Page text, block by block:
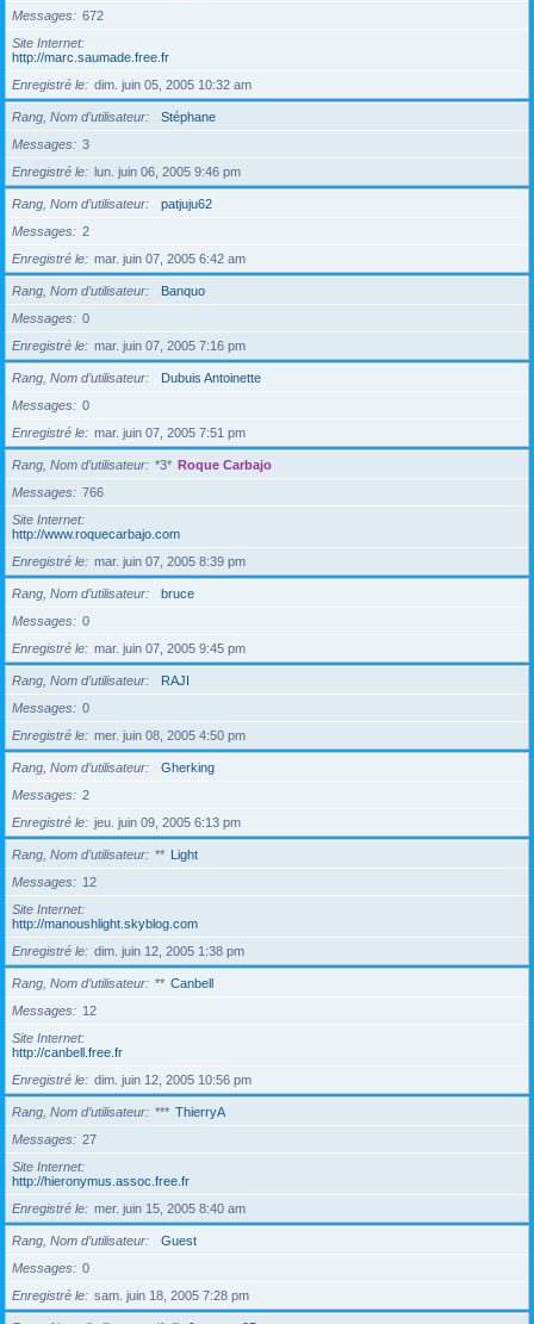
Messages
672
Site Internet
http://marc.saumade.free.fr
Enregistré le
dim. juin 05, 2005 10:32 am
Rang, Nom d’utilisateur
Stéphane
Messages
3
Enregistré le
lun. juin 06, 2005 9:46 pm
Rang, Nom d’utilisateur
patjuju62
Messages
2
Enregistré le
mar. juin 07, 2005 6:42 am
Rang, Nom d’utilisateur
Banquo
Messages
0
Enregistré le
mar. juin 07, 2005 7:16 pm
Rang, Nom d’utilisateur
Dubuis Antoinette
Messages
0
Enregistré le
mar. juin 07, 2005 7:51 pm
Rang, Nom d’utilisateur *3* Roque Carbajo
Messages
766
Site Internet
http://www.roquecarbajo.com
Enregistré le
mar. juin 07, 2005 8:39 pm
Rang, Nom d’utilisateur
bruce
Messages
0
Enregistré le
mar. juin 07, 2005 9:45 pm
Rang, Nom d’utilisateur
RAJI
Messages
0
Enregistré le
mer. juin 08, 2005 4:50 pm
Rang, Nom d’utilisateur
Gherking
Messages
2
Enregistré le
jeu. juin 09, 2005 6:13 pm
Rang, Nom d’utilisateur ** Light
Messages
12
Site Internet
http://manoushlight.skyblog.com
Enregistré le
dim. juin 12, 2005 1:38 pm
Rang, Nom d’utilisateur ** Canbell
Messages
12
Site Internet
http://canbell.free.fr
Enregistré le
dim. juin 12, 2005 10:56 pm
Rang, Nom d’utilisateur *** ThierryA
Messages
27
Site Internet
http://hieronymus.assoc.free.fr
Enregistré le
mer. juin 15, 2005 8:40 am
Rang, Nom d’utilisateur
Guest
Messages
0
Enregistré le
sam. juin 18, 2005 7:28 pm